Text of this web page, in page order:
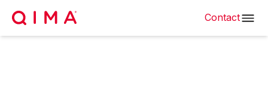
Contact